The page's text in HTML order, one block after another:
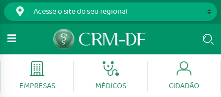
EMPRESAS MÉDICOS CIDADÃO